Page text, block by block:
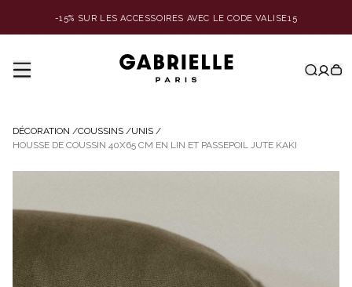
-15% SUR LES ACCESSOIRES AVEC LE CODE VALISE15
DÉCORATION /COUSSINS /UNIS /
HOUSSE DE COUSSIN 40X65 CM EN LIN ET PASSEPOIL JUTE KAKI